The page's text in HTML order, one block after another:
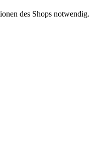
des Shops notwendig.